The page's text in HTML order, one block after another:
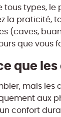
tous types, le
praticité,
(caves,
que
que
mais
aux
un confort